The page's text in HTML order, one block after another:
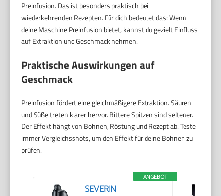
Preinfusion. Das ist besonders praktisch bei
wiederkehrenden Rezepten. Für dich bedeutet das: Wenn
deine Maschine Preinfusion bietet, kannst du gezielt Einfluss
auf Extraktion und Geschmack nehmen.
Praktische Auswirkungen auf
Geschmack
Preinfusion fördert eine gleichmäßigere Extraktion. Säuren
und Süße treten klarer hervor. Bittere Spitzen sind seltener.
Der Effekt hängt von Bohnen, Röstung und Rezept ab. Teste
immer Vergleichsshots, um den Effekt für deine Bohnen zu
prüfen.
ANGEBOT
SEVERIN